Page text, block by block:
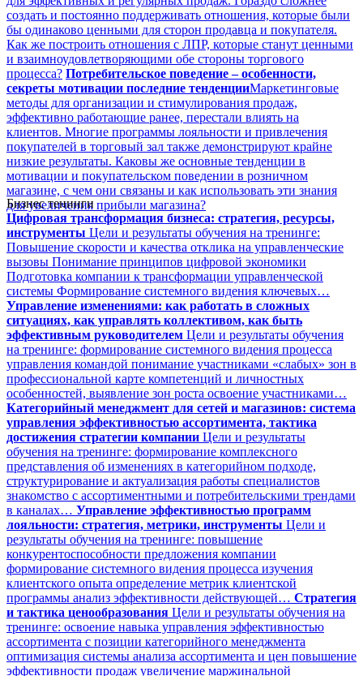
создать и постоянно поддерживать отношения, которые были
бы одинаково ценными для сторон продавца и покупателя.
Как же построить отношения с ЛПР, которые станут ценными
и взаимноудовлетворяющими обе стороны торгового
процесса? Потребительское поведение – особенности,
секреты мотивации последние тенденцииМаркетинговые
методы для организации и стимулирования продаж,
эффективно работающие ранее, перестали влиять на
клиентов. Многие программы лояльности и привлечения
покупателей в торговый зал также демонстрируют крайне
низкие результаты. Каковы же основные тенденции в
мотивации и покупательском поведении в розничном
магазине, с чем они связаны и как использовать эти знания
для увеличения прибыли магазина?
Бизнес тенинги
Цифровая трансформация бизнеса: стратегия, ресурсы,
инструменты Цели и результаты обучения на тренинге:
Повышение скорости и качества отклика на управленческие
вызовы Понимание принципов цифровой экономики
Подготовка компании к трансформации управленческой
системы Формирование системного видения ключевых…
Управление изменениями: как работать в сложных
ситуациях, как управлять коллективом, как быть
эффективным руководителем Цели и результаты обучения
на тренинге: формирование системного видения процесса
управления командой понимание участниками «слабых» зон в
профессиональной карте компетенций и личностных
особенностей, выявление зон роста освоение участниками…
Категорийный менеджмент для сетей и магазинов: система
управления эффективностью ассортимента, тактика
достижения стратегии компании Цели и результаты
обучения на тренинге: формирование комплексного
представления об изменениях в категорийном подходе,
структурирование и актуализация работы специалистов
знакомство с ассортиментными и потребительскими трендами
в каналах… Управление эффективностью программ
лояльности: стратегия, метрики, инструменты Цели и
результаты обучения на тренинге: повышение
конкурентоспособности предложения компании
формирование системного видения процесса изучения
клиентского опыта определение метрик клиентской
программы анализ эффективности действующей… Стратегия
и тактика ценообразования Цели и результаты обучения на
тренинге: освоение навыка управления эффективностью
ассортимента с позиции категорийного менеджмента
оптимизация системы анализа ассортимента и цен повышение
эффективности продаж увеличение маржинальной